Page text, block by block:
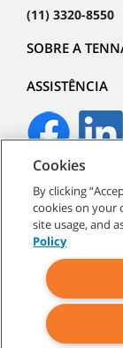
(11) 3320-8550
SOBRE A
ASSISTÊNCIA
©2026Tennant
Mapa do site
Todos os
propriedade
Cookies
By clicking
cookies on your
site usage, and
Policy